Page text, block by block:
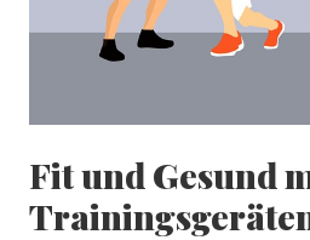
Fit und Gesund
SEITENLEISTE